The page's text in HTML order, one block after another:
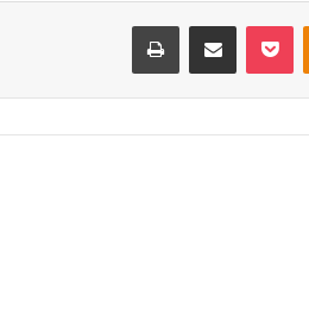
Odnoklassniki
‫Pocket مشاركة عبر البريد طباعة